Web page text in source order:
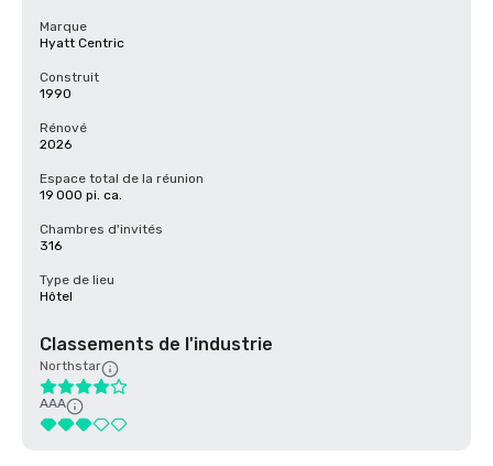
Marque
Hyatt Centric
Construit
1990
Rénové
2026
Espace total de la réunion
19 000 pi. ca.
Chambres d'invités
316
Type de lieu
Hôtel
Classements de l'industrie
Northstar
AAA